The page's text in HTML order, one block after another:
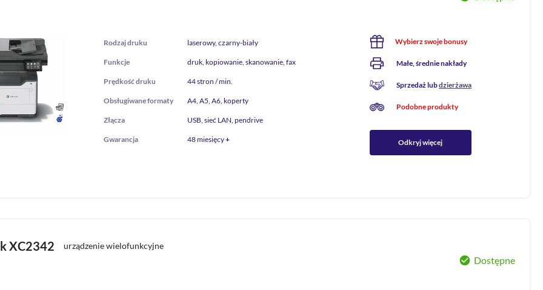
Rodzaj druku laserowy, czarny-biały
Funkcje druk, kopiowanie, skanowanie, fax
Prędkość druku 44 stron / min.
Obsługiwane formaty A4, A5, A6, koperty
Złącza USB, sieć LAN, pendrive
Gwarancja 48 miesięcy+
Wybierz swoje bonusy
Małe, średnie nakłady
Sprzedaż lubdzierżawa
Podobne produkty
Odkryj więcej
XC2342 urządzenie wielofunkcyjne
Dostępne